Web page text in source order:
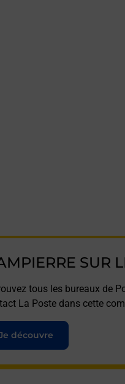
SUR
tous les bureaux de
La Poste dans cette
découvre